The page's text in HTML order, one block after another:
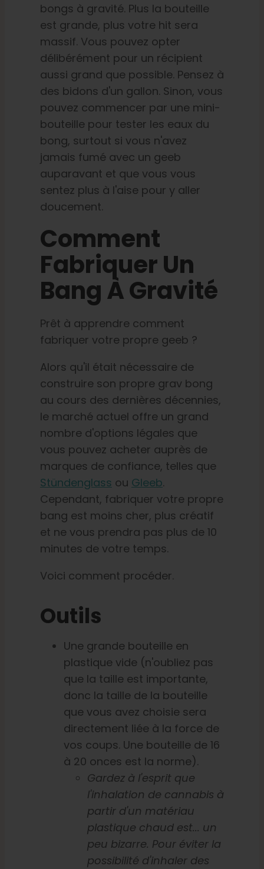
bongs à gravité. Plus la bouteille
est grande, plus votre hit sera
massif. Vous pouvez opter
délibérément pour un récipient
aussi grand que possible. Pensez à
des bidons d'un gallon. Sinon, vous
pouvez commencer par une mini-
bouteille pour tester les eaux du
bong, surtout si vous n'avez
jamais fumé avec un geeb
auparavant et que vous vous
sentez plus à l'aise pour y aller
doucement.
Comment
Fabriquer Un
Bang À Gravité
Prêt à apprendre comment
fabriquer votre propre geeb ?
Alors qu'il était nécessaire de
construire son propre grav bong
au cours des dernières décennies,
le marché actuel offre un grand
nombre d'options légales que
vous pouvez acheter auprès de
marques de confiance, telles que
Stündenglass ou Gleeb.
Cependant, fabriquer votre propre
bang est moins cher, plus créatif
et ne vous prendra pas plus de 10
minutes de votre temps.
Voici comment procéder.
Outils
Une grande bouteille en
plastique vide (n'oubliez pas
que la taille est importante,
donc la taille de la bouteille
que vous avez choisie sera
directement liée à la force de
vos coups. Une bouteille de 16
à 20 onces est la norme).
Gardez à l'esprit que
l'inhalation de cannabis à
partir d'un matériau
plastique chaud est... un
peu bizarre. Pour éviter la
possibilité d'inhaler des